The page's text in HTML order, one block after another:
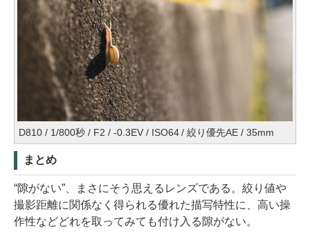
D810 / 1/800秒 / F2 / -0.3EV / ISO64 / 絞り優先AE / 35mm
まとめ
“隙がない”、まさにそう思えるレンズである。絞り値や
撮影距離に関係なく得られる優れた描写特性に、高い操
作性などどれを取ってみても付け入る隙がない。